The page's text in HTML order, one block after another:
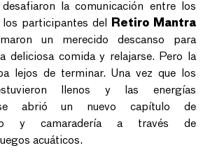
la comunicación entre los
los participantes del Retiro Mantra
un merecido descanso para
deliciosa comida y relajarse. Pero la
lejos de terminar. Una vez que los
llenos y las energías
se abrió un nuevo capítulo de
y camaradería a través de
acuáticos.